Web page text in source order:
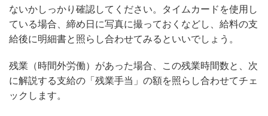
ないかしっかり確認してください。タイムカードを使用し
ている場合、締め日に写真に撮っておくなどし、給料の支
給後に明細書と照らし合わせてみるといいでしょう。
残業（時間外労働）があった場合、この残業時間数と、次
に解説する支給の「残業手当」の額を照らし合わせてチェ
ックします。